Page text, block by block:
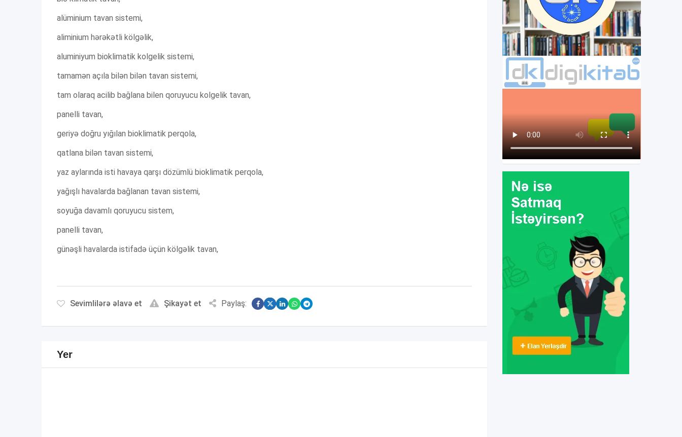
alüminium tavan sistemi,
aliminium hərəkətli kölgəlik,
aluminiyum bioklimatik kolgelik sistemi,
tamamən açıla bilən bilən tavan sistemi,
tam olaraq acilib bağlana bilen qoruyucu kolgelik tavan,
panelli tavan,
geriyə doğru yığılan bioklimatik perqola,
qatlana bilən tavan sistemi,
yaz aylarında isti havaya qarşı dözümlü bioklimatik perqola,
yağışlı havalarda bağlanan tavan sistemi,
soyuğa davamlı qoruyucu sistem,
panelli tavan,
günəşli havalarda istifadə üçün kölgəlik tavan,
Sevimlilərə əlavə et Şikayət et Paylaş:
Yer